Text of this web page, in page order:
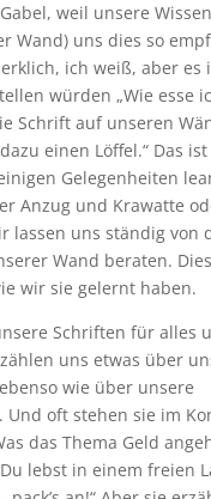
weil unsere
Wand) uns dies so
ich weiß, aber es
würden „Wie esse
Schrift auf unseren
einen Löffel.“ Das
Gelegenheiten
Anzug und Krawatte
lassen uns ständig von
Wand beraten.
wir sie gelernt haben.
Schriften für alles
uns etwas über
wie über unsere
Und oft stehen sie im
das Thema Geld
lebst in einem freien